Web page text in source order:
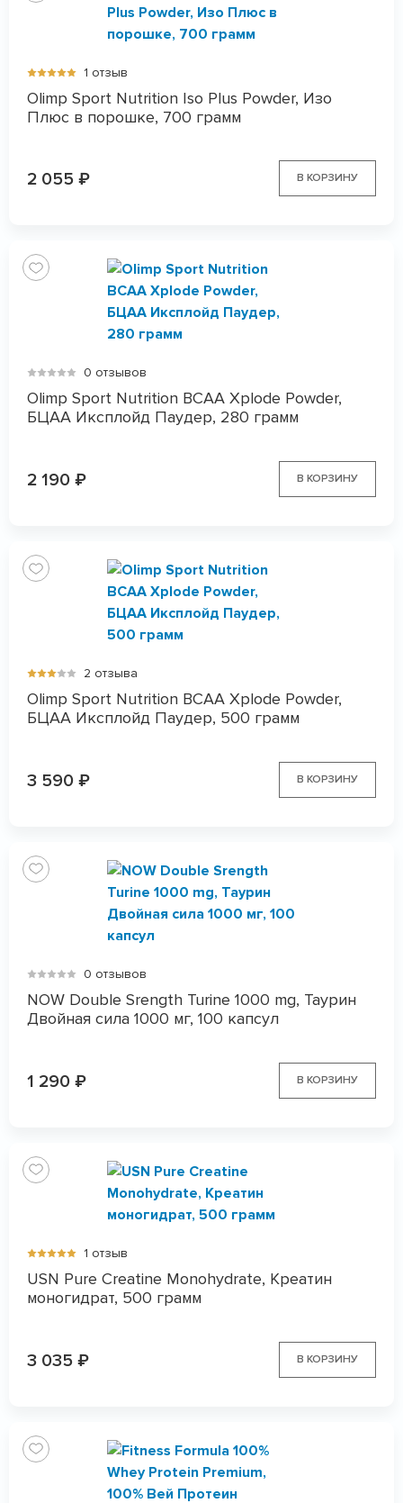
1 отзыв
Olimp Sport Nutrition Iso Plus Powder, Изо
Плюс в порошке, 700 грамм
2 055 ₽ В КОРЗИНУ
0 отзывов
Olimp Sport Nutrition BCAA Xplode Powder,
БЦАА Иксплойд Паудер, 280 грамм
2 190 ₽ В КОРЗИНУ
2 отзыва
Olimp Sport Nutrition BCAA Xplode Powder,
БЦАА Иксплойд Паудер, 500 грамм
3 590 ₽ В КОРЗИНУ
0 отзывов
NOW Double Srength Turine 1000 mg, Таурин
Двойная сила 1000 мг, 100 капсул
1 290 ₽ В КОРЗИНУ
1 отзыв
USN Pure Creatine Monohydrate, Креатин
моногидрат, 500 грамм
3 035 ₽ В КОРЗИНУ